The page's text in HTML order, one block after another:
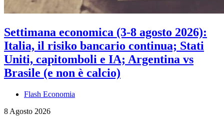
Settimana economica (3-8 agosto 2026):
Italia, il risiko bancario continua; Stati
Uniti, capitomboli e IA; Argentina vs
Brasile (e non è calcio)
Flash Economia
8 Agosto 2026